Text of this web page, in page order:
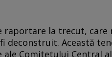
raportare la trecut,
deconstruit. Această
ale Comitetului Central